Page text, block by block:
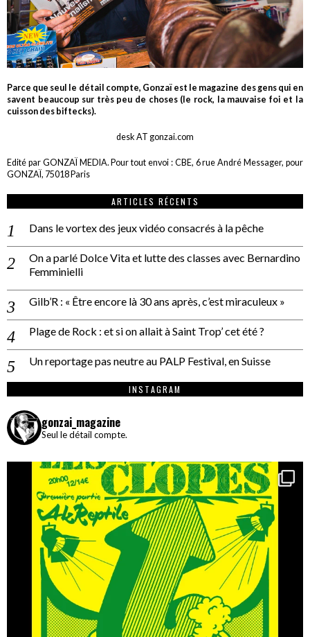
Parce que seul le détail compte, Gonzaï est le magazine des gens qui en
savent beaucoup sur très peu de choses (le rock, la mauvaise foi et la
cuisson des biftecks).
desk AT gonzai.com
Edité par GONZAÏ MEDIA. Pour tout envoi : CBE, 6 rue André Messager, pour
GONZAÏ, 75018 Paris
ARTICLES RÉCENTS
Dans le vortex des jeux vidéo consacrés à la pêche
On a parlé Dolce Vita et lutte des classes avec Bernardino
Femminielli
Gilb’R : « Être encore là 30 ans après, c’est miraculeux »
Plage de Rock : et si on allait à Saint Trop’ cet été ?
Un reportage pas neutre au PALP Festival, en Suisse
INSTAGRAM
gonzai_magazine
Seul le détail compte.